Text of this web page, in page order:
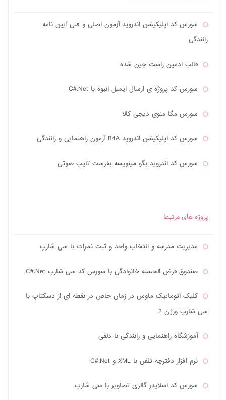
سورس کد اپلیکیشن اندروید آزمون اصلی و فنی آیین نامه
رانندگی
قالب ادمین راست چین شده
سورس کد پروژه ی ارسال ایمیل انبوه با C#.Net
سورس مگا منوی دیجی کالا
سورس کد اپلیکیشن اندروید B4A آزمون راهنمایی و رانندگی
سورس کد اندروید بگو مینویسه بفرست تایپ صوتی
سورس کد نرم افزار مدیریت سالن زیبایی به زبان C#.NET
وب سایت فروش و عرضه دارو به زبان PHP
نرم افزار حضور و غیاب دانشجویان با C#.Net 2012
سورس مدیریت کامپیوتر به زبان C#.Net 2012
سورس کد لایه گذاری روی عکس با C#.Net 2012
پروژه های مرتبط
مدیریت مدرسه و انتخاب واحد و ثبت نمرات با سی شارپ
صندوق قرض الحسنه خانوادگی با سورس کد سی شارپ C#.Net
کلیک اتوماتیک ماوس در زمان خاص در نقطه ای از دسکتاپ با
سی شارپ ورژن 2
آموزشگاه راهنمایی و رانندگی با دلفی
نرم افزار دفترچه تلفن با XML و C#.Net
سورس کد اسلایدر گالری تصاویر با سی شارپ